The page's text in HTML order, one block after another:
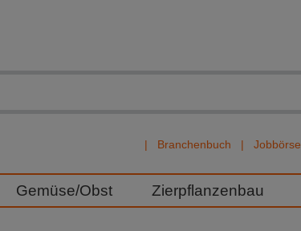
Branchenbuch Jobbörse
Gemüse/Obst Zierpflanzenbau